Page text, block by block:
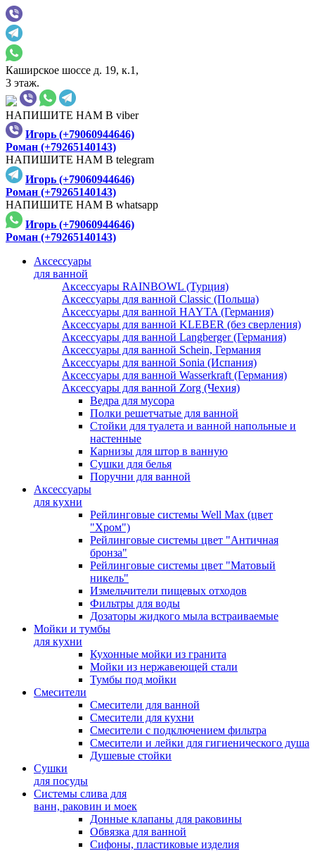
Каширское шоссе д. 19, к.1,
3 этаж.
НАПИШИТЕ НАМ В viber
Игорь (+79060944646)
Роман (+79265140143)
НАПИШИТЕ НАМ В telegram
Игорь (+79060944646)
Роман (+79265140143)
НАПИШИТЕ НАМ В whatsapp
Игорь (+79060944646)
Роман (+79265140143)
Аксессуары
для ванной
Аксессуары RAINBOWL (Турция)
Аксессуары для ванной Classic (Польша)
Аксессуары для ванной HAYTA (Германия)
Аксессуары для ванной KLEBER (без сверления)
Аксессуары для ванной Langberger (Германия)
Аксессуары для ванной Schein, Германия
Аксессуары для ванной Sonia (Испания)
Аксессуары для ванной Wasserkraft (Германия)
Аксессуары для ванной Zorg (Чехия)
Ведра для мусора
Полки решетчатые для ванной
Стойки для туалета и ванной напольные и
настенные
Карнизы для штор в ванную
Сушки для белья
Поручни для ванной
Аксессуары
для кухни
Рейлинговые системы Well Max (цвет
"Хром")
Рейлинговые системы цвет "Античная
бронза"
Рейлинговые системы цвет "Матовый
никель"
Измельчители пищевых отходов
Фильтры для воды
Дозаторы жидкого мыла встраиваемые
Мойки и тумбы
для кухни
Кухонные мойки из гранита
Мойки из нержавеющей стали
Тумбы под мойки
Смесители
Смесители для ванной
Смесители для кухни
Смесители с подключением фильтра
Cмесители и лейки для гигиенического душа
Душевые стойки
Сушки
для посуды
Системы слива для
ванн, раковин и моек
Донные клапаны для раковины
Обвязка для ванной
Сифоны, пластиковые изделия